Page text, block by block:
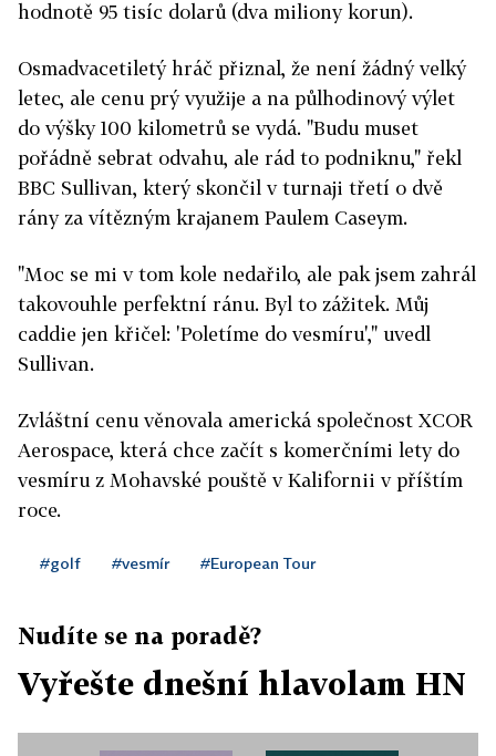
hodnotě 95 tisíc dolarů (dva miliony korun).
Osmadvacetiletý hráč přiznal, že není žádný velký
letec, ale cenu prý využije a na půlhodinový výlet
do výšky 100 kilometrů se vydá. "Budu muset
pořádně sebrat odvahu, ale rád to podniknu," řekl
BBC Sullivan, který skončil v turnaji třetí o dvě
rány za vítězným krajanem Paulem Caseym.
"Moc se mi v tom kole nedařilo, ale pak jsem zahrál
takovouhle perfektní ránu. Byl to zážitek. Můj
caddie jen křičel: 'Poletíme do vesmíru'," uvedl
Sullivan.
Zvláštní cenu věnovala americká společnost XCOR
Aerospace, která chce začít s komerčními lety do
vesmíru z Mohavské pouště v Kalifornii v příštím
roce.
#golf #vesmír #European Tour
Nudíte se na poradě?
Vyřešte dnešní hlavolam HN